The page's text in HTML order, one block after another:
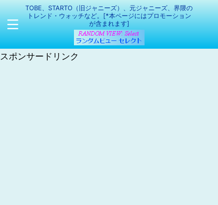
TOBE、STARTO（旧ジャニーズ）、元ジャニーズ、界隈の
トレンド・ウォッチなど。[*本ページにはプロモーション
が含まれます]
スポンサードリンク